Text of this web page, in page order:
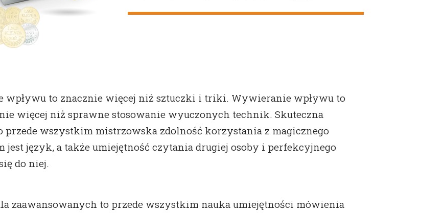
wpływu to znacznie więcej niż sztuczki i triki. Wywieranie wpływu to
więcej niż sprawne stosowanie wyuczonych technik. Skuteczna
przede wszystkim mistrzowska zdolność korzystania z magicznego
jest język, a także umiejętność czytania drugiej osoby i perfekcyjnego
do niej.
zaawansowanych to przede wszystkim nauka umiejętności mówienia